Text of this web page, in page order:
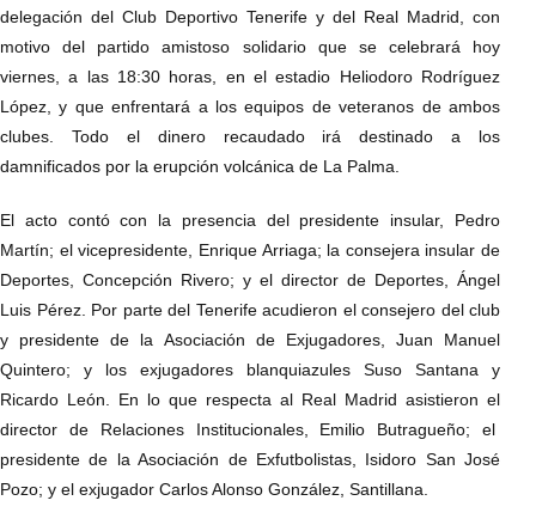
delegación del Club Deportivo Tenerife y del Real Madrid, con
motivo del partido amistoso solidario que se celebrará hoy
viernes, a las 18:30 horas, en el estadio Heliodoro Rodríguez
López, y que enfrentará a los equipos de veteranos de ambos
clubes. Todo el dinero recaudado irá destinado a los
damnificados por la erupción volcánica de La Palma.
El acto contó con la presencia del presidente insular, Pedro
Martín; el vicepresidente, Enrique Arriaga; la consejera insular de
Deportes, Concepción Rivero; y el director de Deportes, Ángel
Luis Pérez. Por parte del Tenerife acudieron el consejero del club
y presidente de la Asociación de Exjugadores, Juan Manuel
Quintero; y los exjugadores blanquiazules Suso Santana y
Ricardo León. En lo que respecta al Real Madrid asistieron el
director de Relaciones Institucionales, Emilio Butragueño; el
presidente de la Asociación de Exfutbolistas, Isidoro San José
Pozo; y el exjugador Carlos Alonso González, Santillana.